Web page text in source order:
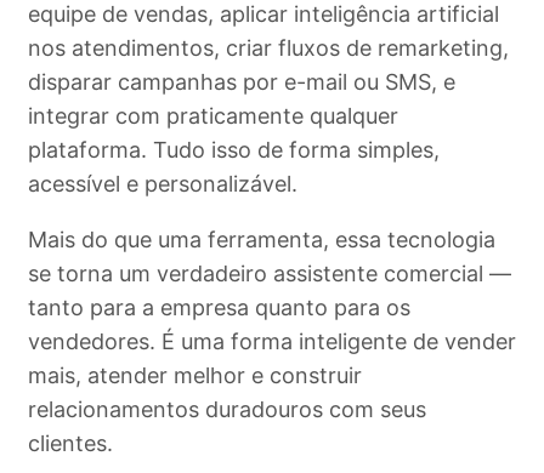
equipe de vendas, aplicar inteligência artificial
nos atendimentos, criar fluxos de remarketing,
disparar campanhas por e-mail ou SMS, e
integrar com praticamente qualquer
plataforma. Tudo isso de forma simples,
acessível e personalizável.
Mais do que uma ferramenta, essa tecnologia
se torna um verdadeiro assistente comercial —
tanto para a empresa quanto para os
vendedores. É uma forma inteligente de vender
mais, atender melhor e construir
relacionamentos duradouros com seus
clientes.